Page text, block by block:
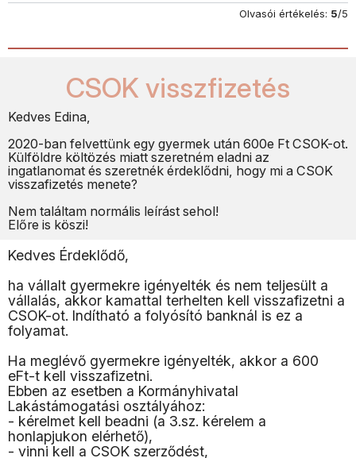
Olvasói értékelés: 5/5
CSOK visszfizetés
Kedves Edina,
2020-ban felvettünk egy gyermek után 600e Ft CSOK-ot.
Külföldre költözés miatt szeretném eladni az
ingatlanomat és szeretnék érdeklődni, hogy mi a CSOK
visszafizetés menete?
Nem találtam normális leírást sehol!
Előre is köszi!
Kedves Érdeklődő,
ha vállalt gyermekre igényelték és nem teljesült a
vállalás, akkor kamattal terhelten kell visszafizetni a
CSOK-ot. Indítható a folyósító banknál is ez a
folyamat.
Ha meglévő gyermekre igényelték, akkor a 600
eFt-t kell visszafizetni.
Ebben az esetben a Kormányhivatal
Lakástámogatási osztályához:
- kérelmet kell beadni (a 3.sz. kérelem a
honlapjukon elérhető),
- vinni kell a CSOK szerződést,